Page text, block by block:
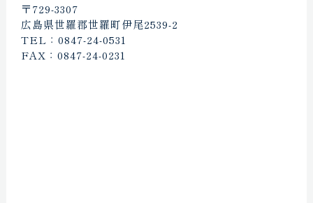
〒729-3307
広島県世羅郡世羅町伊尾2539-2
TEL：0847-24-0531
FAX：0847-24-0231